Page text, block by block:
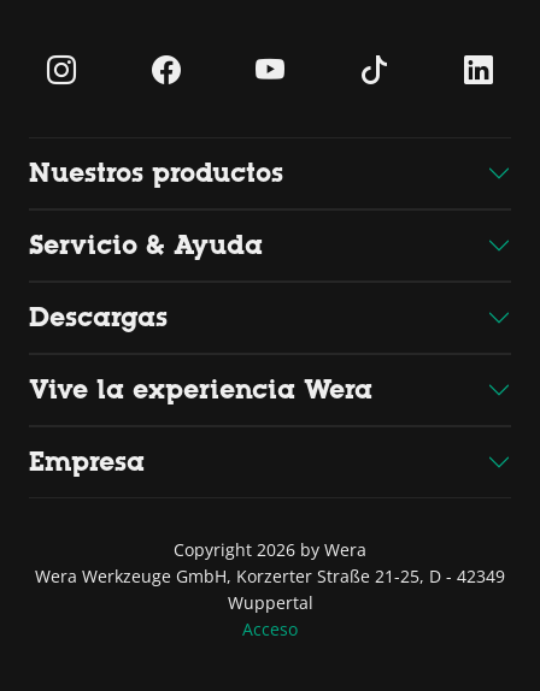
Nuestros productos
Servicio & Ayuda
Descargas
Vive la experiencia Wera
Empresa
Copyright 2026 by Wera
Wera Werkzeuge GmbH, Korzerter Straße 21-25, D - 42349
Wuppertal
Acceso